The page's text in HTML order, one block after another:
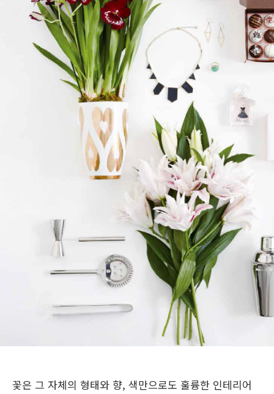
꽃은 그 자체의 형태와 향, 색만으로도 훌륭한 인테리어